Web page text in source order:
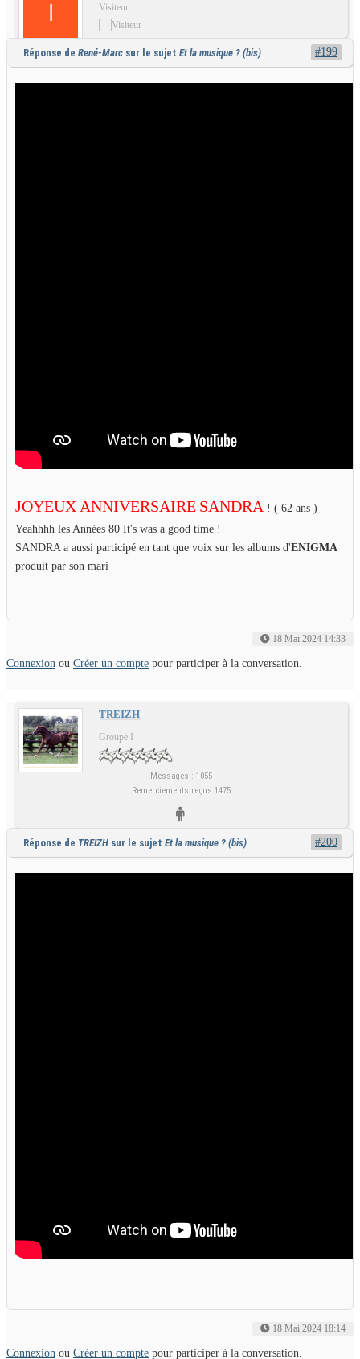
Visiteur
Réponse de René-Marc sur le sujet Et la musique ? (bis)
JOYEUX ANNIVERSAIRE SANDRA ! ( 62 ans )
Yeahhhh les Années 80 It's was a good time !
SANDRA a aussi participé en tant que voix sur les albums d'ENIGMA
produit par son mari
18 Mai 2024 14:33
#199
Connexion ou Créer un compte pour participer à la conversation.
TREIZH
Groupe I
Messages : 1055
Remerciements reçus 1475
Réponse de TREIZH sur le sujet Et la musique ? (bis)
18 Mai 2024 18:14
#200
Connexion ou Créer un compte pour participer à la conversation.